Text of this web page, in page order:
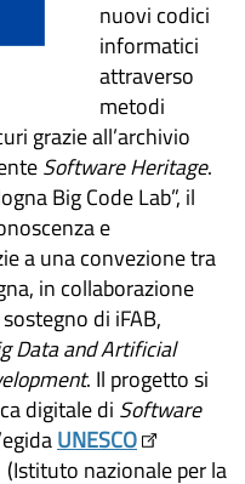
nuovi codici
informatici
attraverso
metodi
grazie all’archivio
Software Heritage.
Big Code Lab”, il
e
a una convezione tra
in collaborazione
di iFAB,
Data and Artificial
. Il progetto si
digitale di Software
UNESCO
(Istituto nazionale per la